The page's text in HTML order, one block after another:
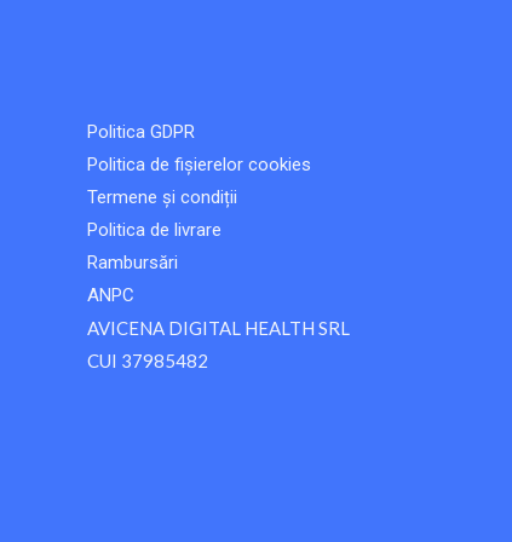
Politica GDPR
Politica de fișierelor cookies
Termene și condiții
Politica de livrare
Rambursări
ANPC
AVICENA DIGITAL HEALTH SRL
CUI 37985482